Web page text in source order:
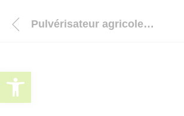
Pulvérisateur agricole 800 litres à rampe repliable
Ouvrir la barre d’outils